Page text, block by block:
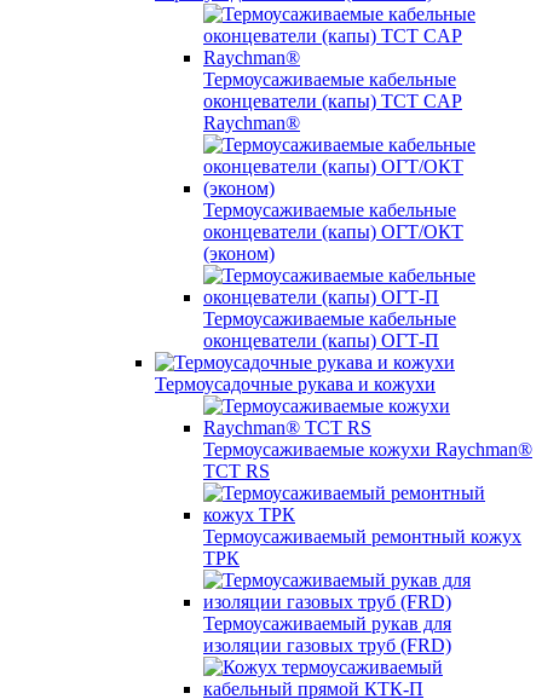
Термоусаживаемые кабельные
оконцеватели (капы) ТCT CAP
Raychman®
Термоусаживаемые кабельные
оконцеватели (капы) ОГТ/ОКТ
(эконом)
Термоусаживаемые кабельные
оконцеватели (капы) ОГТ-П
Термоусадочные рукава и кожухи
Термоусаживаемые кожухи Raychman®
TCT RS
Термоусаживаемый ремонтный кожух
ТРК
Термоусаживаемый рукав для
изоляции газовых труб (FRD)